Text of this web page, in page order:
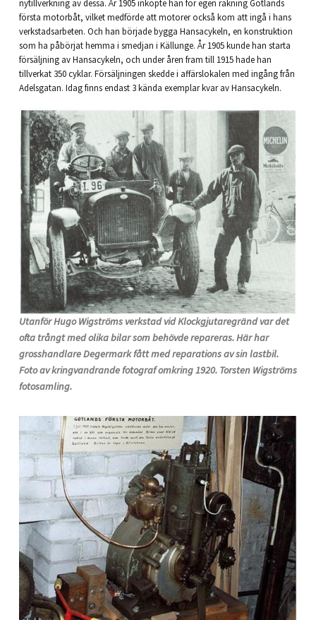
nytillverkning av dessa. År 1905 inköpte han för egen räkning Gotlands
första motorbåt, vilket medförde att motorer också kom att ingå i hans
verkstadsarbeten. Och han började bygga Hansacykeln, en konstruktion
som ha påbörjat hemma i smedjan i Källunge. År 1905 kunde han starta
försäljning av Hansacykeln, och under åren fram till 1915 hade han
tillverkat 350 cyklar. Försäljningen skedde i affärslokalen med ingång från
Adelsgatan. Idag finns endast 3 kända exemplar kvar av Hansacykeln.
Utanför Hugo Wigströms verkstad vid Klockgjutaregränd var det
ofta trångt med olika bilar som behövde repareras. Här har
grosshandlare Degermark fått med reparations av sin lastbil.
Foto av kringvandrande fotograf omkring 1920. Torsten Wigströms
fotosamling.